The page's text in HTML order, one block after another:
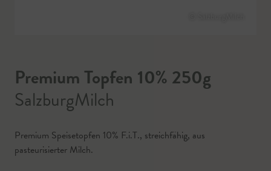
Premium Topfen 10% 250g
SalzburgMilch
Premium Speisetopfen 10% F.i.T., streichfähig, aus
pasteurisierter Milch.